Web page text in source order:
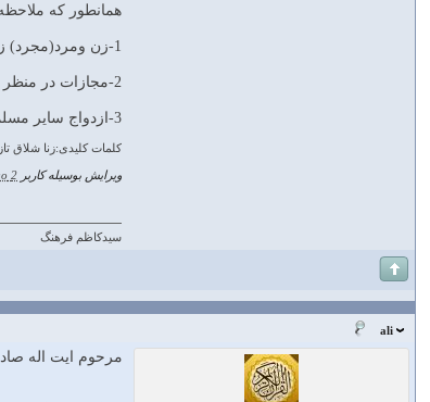
همانطور که
1-زن ومرد(مجرد) زناکار باندازه هم وصد تازیانه مجازات میشوند
2-مجازات در منظر عموم (
3-ازدواج سایر مسلمانان با مرد و زن زناکار حرام است.
کلمات کلیدی:زنا شلاق
ویرایش بوسیله کاربر 2 years ago
سیدکاظم فرهنگ
ali
مرحوم ایت اله صادقی